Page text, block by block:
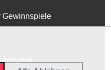
Gewinnspiele